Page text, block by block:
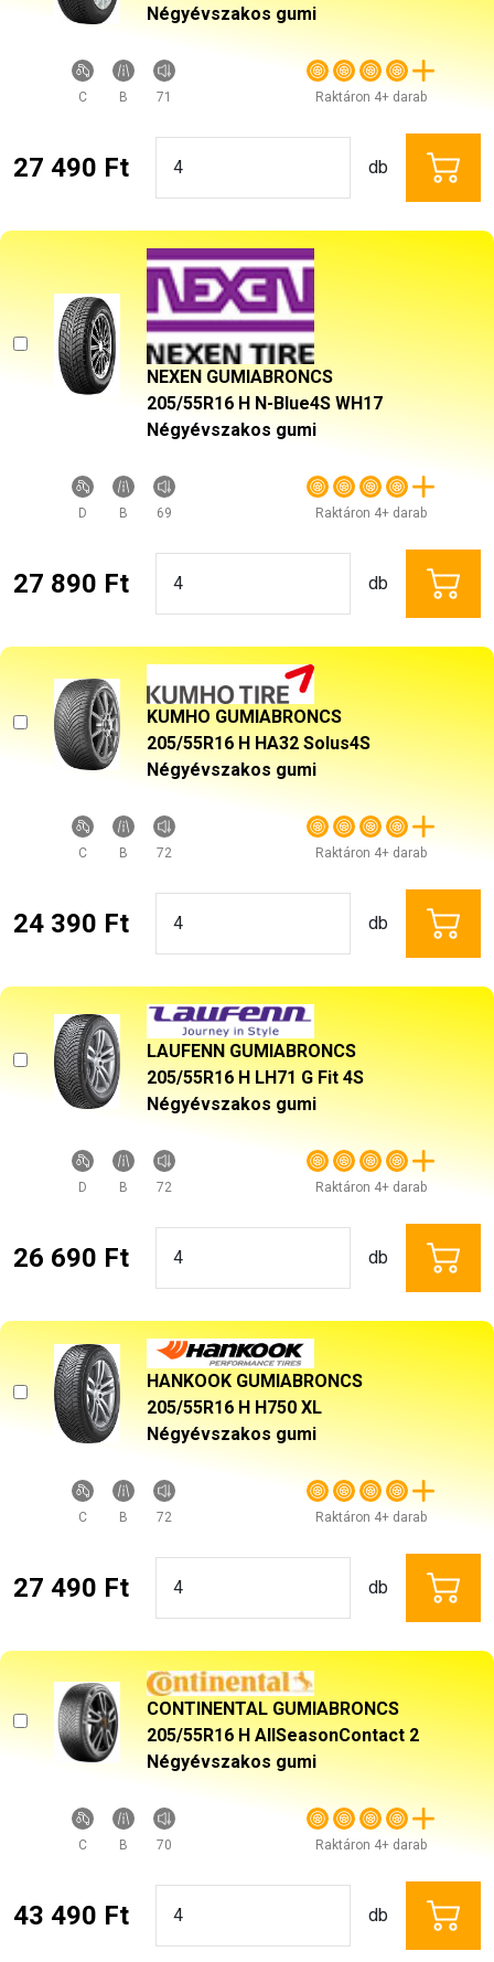
Négyévszakos gumi
C B 71 Raktáron 4+ darab
27 490 Ft db
NEXEN GUMIABRONCS
205/55R16 H N-Blue4S WH17
Négyévszakos gumi
D B 69 Raktáron 4+ darab
27 890 Ft db
KUMHO GUMIABRONCS
205/55R16 H HA32 Solus4S
Négyévszakos gumi
C B 72 Raktáron 4+ darab
24 390 Ft db
LAUFENN GUMIABRONCS
205/55R16 H LH71 G Fit 4S
Négyévszakos gumi
D B 72 Raktáron 4+ darab
26 690 Ft db
HANKOOK GUMIABRONCS
205/55R16 H H750 XL
Négyévszakos gumi
C B 72 Raktáron 4+ darab
27 490 Ft db
CONTINENTAL GUMIABRONCS
205/55R16 H AllSeasonContact 2
Négyévszakos gumi
C B 70 Raktáron 4+ darab
43 490 Ft db